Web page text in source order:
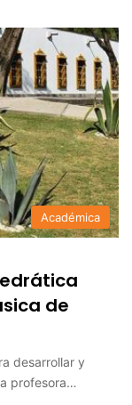
Académica
de
desarrollar y
profesora…